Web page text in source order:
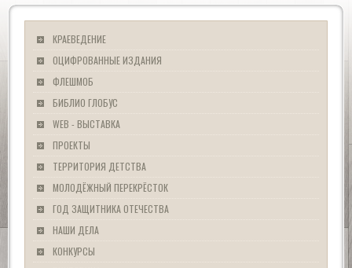
КРАЕВЕДЕНИЕ
ОЦИФРОВАННЫЕ ИЗДАНИЯ
ФЛЕШМОБ
БИБЛИО ГЛОБУС
WEB - ВЫСТАВКА
ПРОЕКТЫ
ТЕРРИТОРИЯ ДЕТСТВА
МОЛОДЁЖНЫЙ ПЕРЕКРЁСТОК
ГОД ЗАЩИТНИКА ОТЕЧЕСТВА
НАШИ ДЕЛА
КОНКУРСЫ